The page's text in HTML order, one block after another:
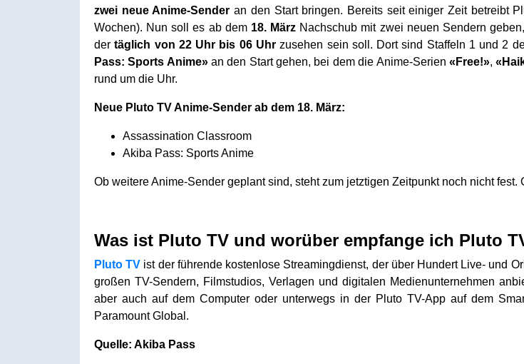
zwei neue Anime-Sender an den Start bringen. Bereits seit einiger Zeit betreibt
Wochen). Nun soll es ab dem 18. März Nachschub mit zwei neuen Sendern
dertäglich von 22 Uhr bis 06 Uhrzusehen sein soll. Dort sind Staffeln 1 und 2
Pass: Sports Anime»an den Start gehen, bei dem die Anime-Serien «Free!»,
rund um die Uhr.
Neue Pluto TV Anime-Sender ab dem 18. März:
Assassination Classroom
Akiba Pass: Sports Anime
Ob weitere Anime-Sender geplant sind, steht zum jetztigen Zeitpunkt noch nicht
Was ist Pluto TV und worüber empfange ich Pluto
Pluto TV ist der führende kostenlose Streamingdienst, der über Hundert Live- und
großen TV-Sendern, Filmstudios, Verlagen und digitalen Medienunternehmen
aber auch auf dem Computer oder unterwegs in der Pluto TV-App auf dem
Paramount Global.
Quelle: Akiba Pass